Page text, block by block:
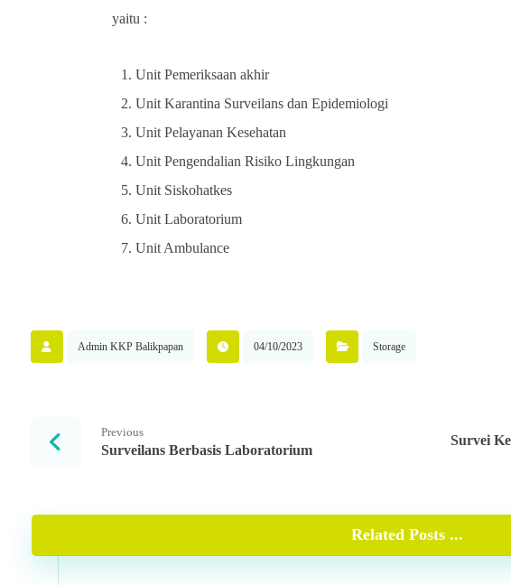
yaitu :
Unit Pemeriksaan akhir
Unit Karantina Surveilans dan Epidemiologi
Unit Pelayanan Kesehatan
Unit Pengendalian Risiko Lingkungan
Unit Siskohatkes
Unit Laboratorium
Unit Ambulance
Admin KKP Balikpapan 04/10/2023 Storage
Previous
Surveilans Berbasis Laboratorium
Survei
Related Posts ...